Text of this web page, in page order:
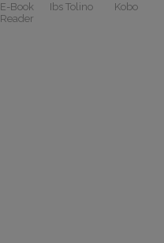
E-Book
Reader
Ibs Tolino Kobo